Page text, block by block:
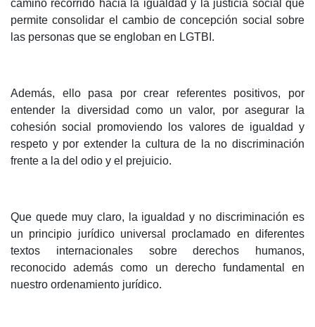
camino recorrido hacia la igualdad y la justicia social que
permite consolidar el cambio de concepción social sobre
las personas que se engloban en LGTBI.
Además, ello pasa por crear referentes positivos, por
entender la diversidad como un valor, por asegurar la
cohesión social promoviendo los valores de igualdad y
respeto y por extender la cultura de la no discriminación
frente a la del odio y el prejuicio.
Que quede muy claro, la igualdad y no discriminación es
un principio jurídico universal proclamado en diferentes
textos internacionales sobre derechos humanos,
reconocido además como un derecho fundamental en
nuestro ordenamiento jurídico.